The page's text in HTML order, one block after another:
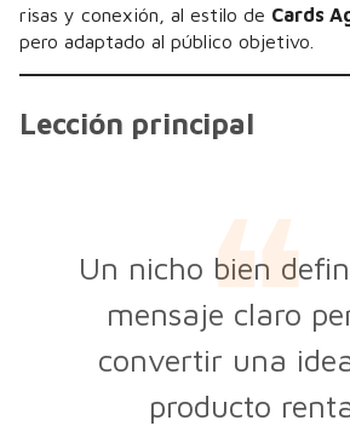
risas y conexión, al estilo de Cards
pero adaptado al público objetivo.
Lección principal
Un nicho bien
mensaje claro
convertir una
producto